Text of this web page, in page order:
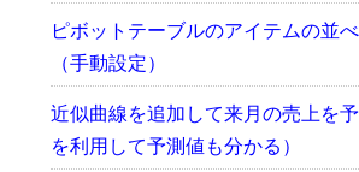
ピボットテーブルのアイテムの並
（手動設定）
近似曲線を追加して来月の売上を
を利用して予測値も分かる）